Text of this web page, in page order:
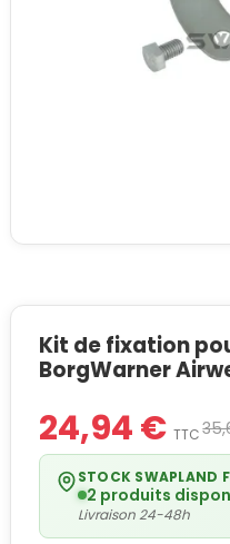
Kit de fixation
BorgWarner
24,94 € TTC
STOCK SWAPLAND
2 produits
Livraison 24-48h